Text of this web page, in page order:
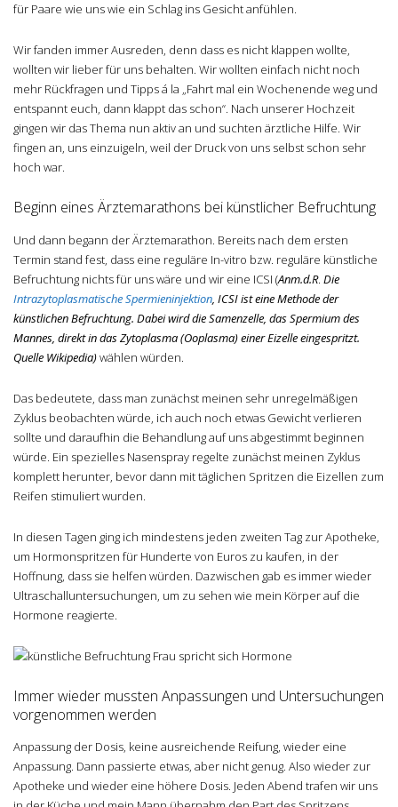
für Paare wie uns wie ein Schlag ins Gesicht anfühlen.
Wir fanden immer Ausreden, denn dass es nicht klappen wollte,
wollten wir lieber für uns behalten. Wir wollten einfach nicht noch
mehr Rückfragen und Tipps á la „Fahrt mal ein Wochenende weg und
entspannt euch, dann klappt das schon“. Nach unserer Hochzeit
gingen wir das Thema nun aktiv an und suchten ärztliche Hilfe. Wir
fingen an, uns einzuigeln, weil der Druck von uns selbst schon sehr
hoch war.
Beginn eines Ärztemarathons bei künstlicher Befruchtung
Und dann begann der Ärztemarathon. Bereits nach dem ersten
Termin stand fest, dass eine reguläre In-vitro bzw. reguläre künstliche
Befruchtung nichts für uns wäre und wir eine ICSI (Anm.d.R. Die
Intrazytoplasmatische Spermieninjektion, ICSI ist eine Methode der
künstlichen Befruchtung. Dabei wird die Samenzelle, das Spermium des
Mannes, direkt in das Zytoplasma (Ooplasma) einer Eizelle eingespritzt.
Quelle Wikipedia)wählen würden.
Das bedeutete, dass man zunächst meinen sehr unregelmäßigen
Zyklus beobachten würde, ich auch noch etwas Gewicht verlieren
sollte und daraufhin die Behandlung auf uns abgestimmt beginnen
würde. Ein spezielles Nasenspray regelte zunächst meinen Zyklus
komplett herunter, bevor dann mit täglichen Spritzen die Eizellen zum
Reifen stimuliert wurden.
In diesen Tagen ging ich mindestens jeden zweiten Tag zur Apotheke,
um Hormonspritzen für Hunderte von Euros zu kaufen, in der
Hoffnung, dass sie helfen würden. Dazwischen gab es immer wieder
Ultraschalluntersuchungen, um zu sehen wie mein Körper auf die
Hormone reagierte.
Immer wieder mussten Anpassungen und Untersuchungen
vorgenommen werden
Anpassung der Dosis, keine ausreichende Reifung, wieder eine
Anpassung. Dann passierte etwas, aber nicht genug. Also wieder zur
Apotheke und wieder eine höhere Dosis. Jeden Abend trafen wir uns